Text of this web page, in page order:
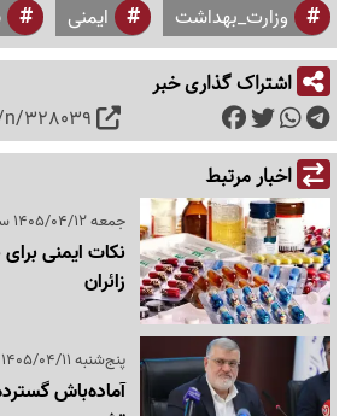
وزارت_بهداشت
ایمنی
اشتراک گذاری خبر
328039
اخبار مرتبط
جمعه 1405/04/12 ساعت 15:21
نکات ایمنی
زائران
پنج‌شنبه 1405/04/11 ساعت 21:53
آماده‌باش